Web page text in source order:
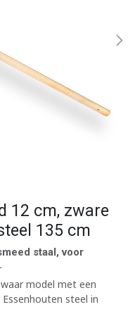
12 cm, zware
135 cm
staal, voor
model met een
steel in